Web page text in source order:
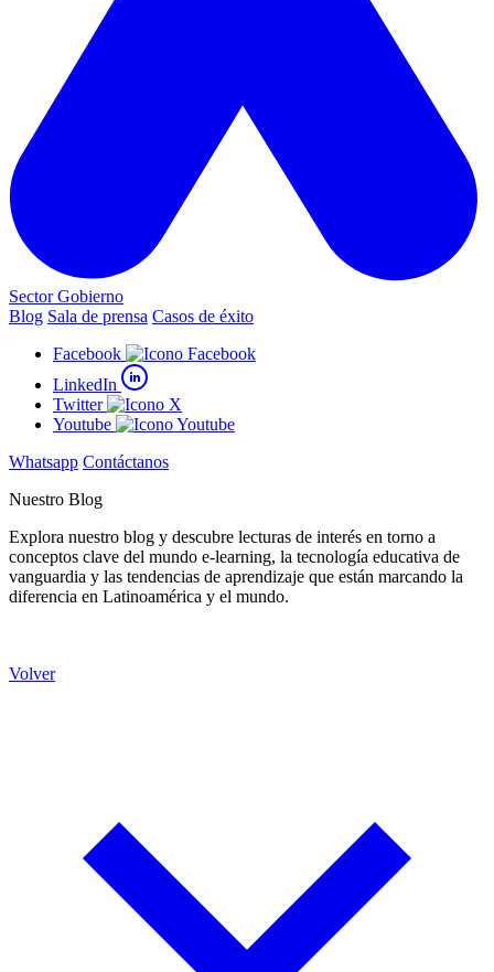
Sector Gobierno
Blog Sala de prensa Casos de éxito
Facebook
LinkedIn
Twitter
Youtube
Whatsapp Contáctanos
Nuestro Blog
Explora nuestro blog y descubre lecturas de interés en torno a
conceptos clave del mundo e-learning, la tecnología educativa de
vanguardia y las tendencias de aprendizaje que están marcando la
diferencia en Latinoamérica y el mundo.
Volver